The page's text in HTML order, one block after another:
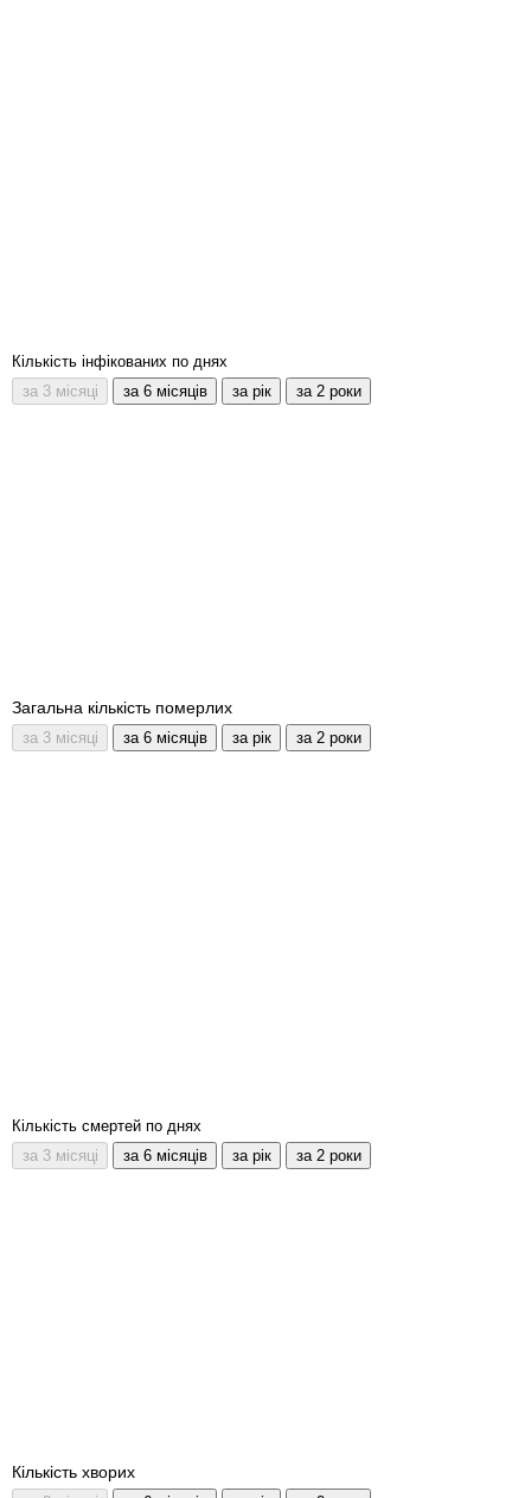
Кількість інфікованих по днях
Загальна кількість померлих
Кількість смертей по днях
Кількість хворих